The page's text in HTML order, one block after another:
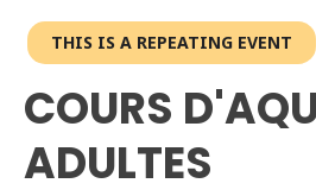
THIS IS A REPEATING EVENT
COURS
ADULTES